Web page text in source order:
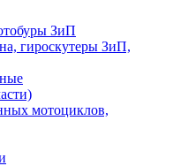
ЗиП
гироскутеры ЗиП,
мотоциклов,